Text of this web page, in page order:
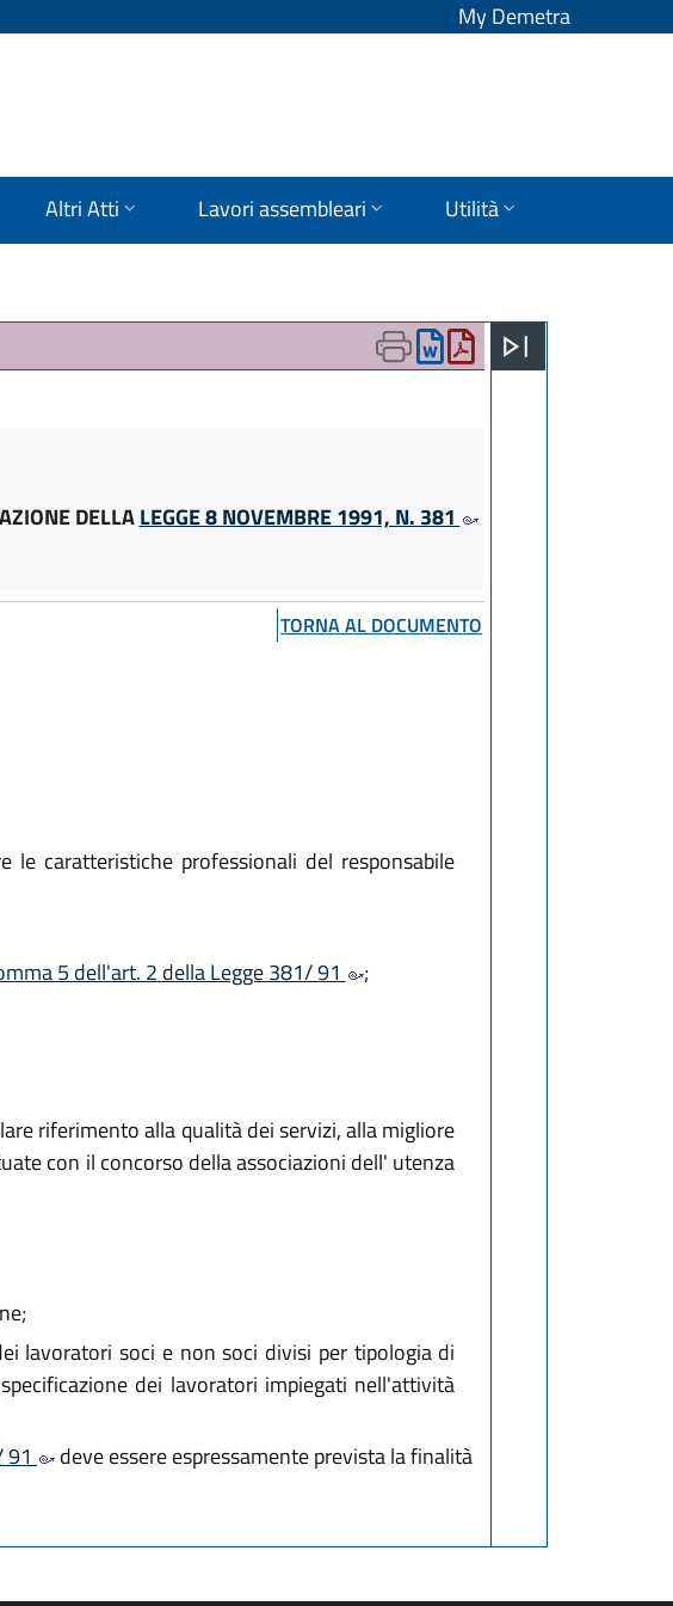
My Demetra
Altri Atti Lavori assembleari Utilità
DELLALEGGE 8 NOVEMBRE 1991, N. 381
TORNA AL DOCUMENTO
caratteristiche professionali del responsabile
5 dell'art. 2 della Legge 381/ 91
;
riferimento alla qualità dei servizi, alla migliore
con il concorso della associazioni dell' utenza
lavoratori soci e non soci divisi per tipologia di
dei lavoratori impiegati nell'attività
91
deve essere espressamente prevista la finalità